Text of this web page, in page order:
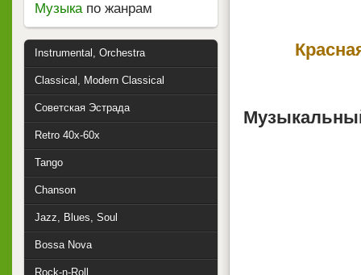
Музыкапо жанрам
Instrumental, Orchestra
Classical, Modern Classical
Советская Эстрада
Retro 40x-60x
Tango
Chanson
Jazz, Blues, Soul
Bossa Nova
Rock-n-Roll